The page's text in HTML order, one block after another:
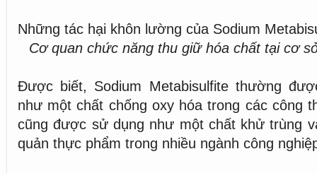
Những tác hại khôn lường của Sodium
Cơ quan chức năng thu giữ hóa chất tại cơ
Được biết, Sodium Metabisulfite thường
như một chất chống oxy hóa trong các công
cũng được sử dụng như một chất khử trùng
quản thực phẩm trong nhiều ngành công